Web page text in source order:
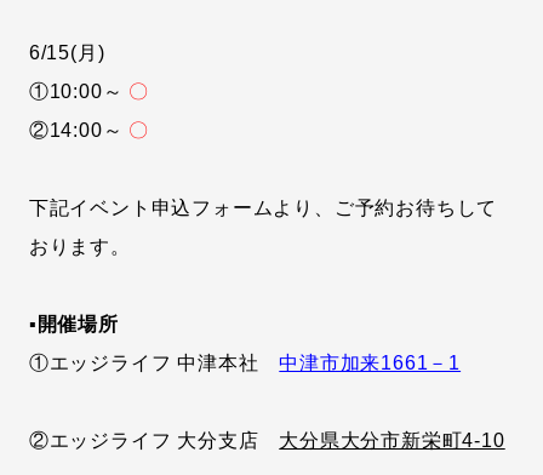
6/15(月)
①10:00～ 〇
②14:00～ 〇
下記イベント申込フォームより、ご予約お待ちして
おります。
▪開催場所
①エッジライフ 中津本社中津市加来1661－1
②エッジライフ 大分支店 大分県大分市新栄町4-10